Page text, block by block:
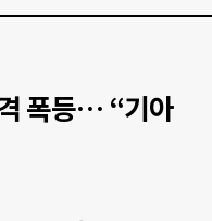
폭등… “기아